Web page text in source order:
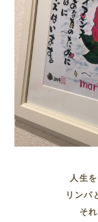
人生
リンパ
そ